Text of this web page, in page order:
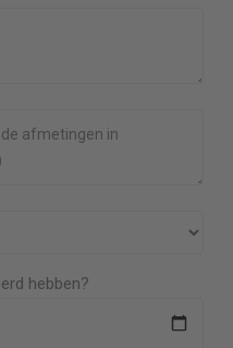
hebben?